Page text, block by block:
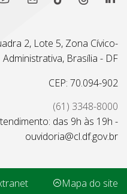
2, Lote 5, Zona Cívico-
Administrativa, Brasília - DF
CEP: 70.094-902
(61) 3348-8000
das 9h às 19h -
ouvidoria@cl.df.gov.br
Mapa do site